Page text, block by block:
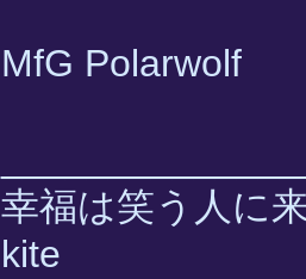
MfG Polarwolf
幸福は笑う人に
kite